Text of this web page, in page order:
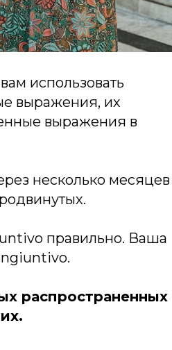
использовать
выражения, их
выражения в
несколько месяцев
правильно. Ваша
распространенных